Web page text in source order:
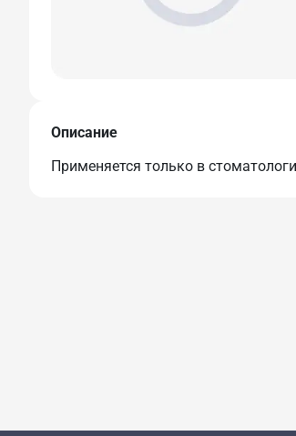
Описание
Применяется только в